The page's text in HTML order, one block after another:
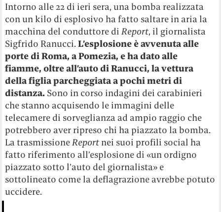
Intorno alle 22 di ieri sera, una bomba realizzata
con un kilo di esplosivo ha fatto saltare in aria la
macchina del conduttore diReport, il giornalista
Sigfrido Ranucci.L’esplosione è avvenuta alle
porte di Roma, a Pomezia, e ha dato alle
fiamme, oltre all’auto di Ranucci, la vettura
della figlia parcheggiata a pochi metri di
distanza. Sono in corso indagini dei carabinieri
che stanno acquisendo le immagini delle
telecamere di sorveglianza ad ampio raggio che
potrebbero aver ripreso chi ha piazzato la bomba.
La trasmissioneReport nei suoi profili social ha
fatto riferimento all’esplosione di «un ordigno
piazzato sotto l’auto del giornalista» e
sottolineato come la deflagrazione avrebbe potuto
uccidere.